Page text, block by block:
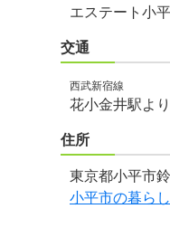
エステート小
交通
西武新宿線
花小金井駅よ
住所
東京都小平市
小平市の暮ら